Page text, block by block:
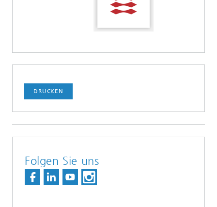
DRUCKEN
Folgen Sie uns